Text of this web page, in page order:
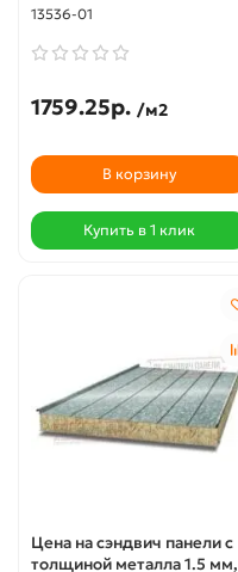
13536-01
1759.25р. /м2
В корзину
Купить в 1 клик
Цена на сэндвич панели с
толщиной металла 1.5 мм,